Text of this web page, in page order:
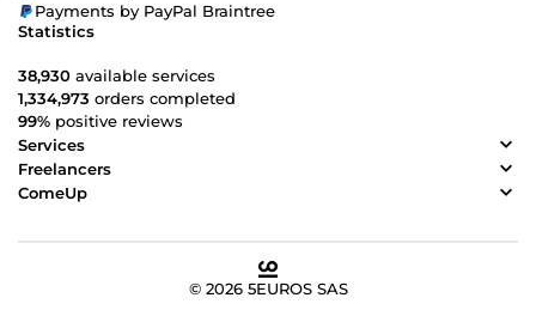
Payments by PayPal Braintree
Statistics
38,930 available services
1,334,973 orders completed
99% positive reviews
Services
Freelancers
ComeUp
© 2026 5EUROS SAS